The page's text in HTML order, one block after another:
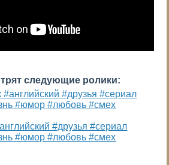
следующие ролики:
#друзья #сериал
#юмор #любовь #смех